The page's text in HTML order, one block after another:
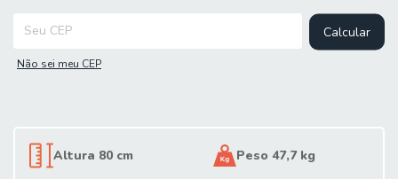
Calcular
Não sei meu CEP
Altura 80 cm Peso 47,7 kg